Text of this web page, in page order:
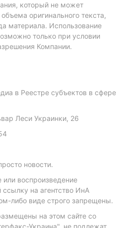
который не может
оригинального текста,
материала. Использование
только при условии
Компании.
в Реестре субъектов в сфере
Леси Украинки, 26
новости.
или воспроизведение
на агентство ИнА
либо виде строго запрещены.
на этом сайте со
Украина", не подлежат